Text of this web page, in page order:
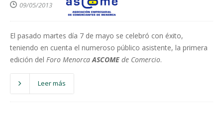
09/05/2013
El pasado martes día 7 de mayo se celebró con éxito,
teniendo en cuenta el numeroso público asistente, la primera
edición del Foro MenorcaASCOME de Comercio.
Leer más